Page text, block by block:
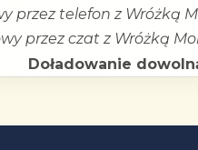
przez telefon z Wróżką
przez czat z Wróżką
Doładowanie